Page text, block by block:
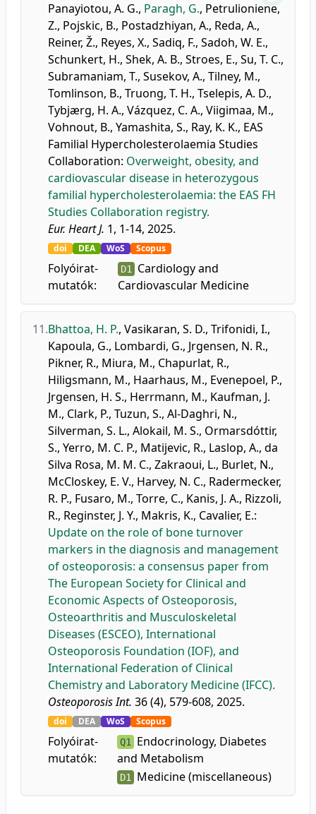
Panayiotou, A. G., Paragh, G., Petrulioniene,
Z., Pojskic, B., Postadzhiyan, A., Reda, A.,
Reiner, Ž., Reyes, X., Sadiq, F., Sadoh, W. E.,
Schunkert, H., Shek, A. B., Stroes, E., Su, T. C.,
Subramaniam, T., Susekov, A., Tilney, M.,
Tomlinson, B., Truong, T. H., Tselepis, A. D.,
Tybjærg, H. A., Vázquez, C. A., Viigimaa, M.,
Vohnout, B., Yamashita, S., Ray, K. K., EAS
Familial Hypercholesterolaemia Studies
Collaboration: Overweight, obesity, and
cardiovascular disease in heterozygous
familial hypercholesterolaemia: the EAS FH
Studies Collaboration registry.
Eur. Heart J. 1, 1-14, 2025.
doi DEA WoS Scopus
Folyóirat-
mutatók:
D1 Cardiology and
Cardiovascular Medicine
11.Bhattoa, H. P., Vasikaran, S. D., Trifonidi, I.,
Kapoula, G., Lombardi, G., Jrgensen, N. R.,
Pikner, R., Miura, M., Chapurlat, R.,
Hiligsmann, M., Haarhaus, M., Evenepoel, P.,
Jrgensen, H. S., Herrmann, M., Kaufman, J.
M., Clark, P., Tuzun, S., Al-Daghri, N.,
Silverman, S. L., Alokail, M. S., Ormarsdóttir,
S., Yerro, M. C. P., Matijevic, R., Laslop, A., da
Silva Rosa, M. M. C., Zakraoui, L., Burlet, N.,
McCloskey, E. V., Harvey, N. C., Radermecker,
R. P., Fusaro, M., Torre, C., Kanis, J. A., Rizzoli,
R., Reginster, J. Y., Makris, K., Cavalier, E.:
Update on the role of bone turnover
markers in the diagnosis and management
of osteoporosis: a consensus paper from
The European Society for Clinical and
Economic Aspects of Osteoporosis,
Osteoarthritis and Musculoskeletal
Diseases (ESCEO), International
Osteoporosis Foundation (IOF), and
International Federation of Clinical
Chemistry and Laboratory Medicine (IFCC).
Osteoporosis Int. 36 (4), 579-608, 2025.
doi DEA WoS Scopus
Folyóirat-
mutatók:
Q1 Endocrinology, Diabetes
and Metabolism
D1 Medicine (miscellaneous)